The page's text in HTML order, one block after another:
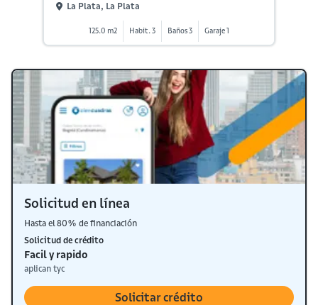
La Plata, La Plata
125.0 m2 Habit. 3 Baños 3 Garaje 1
Solicitud en línea
Hasta el 80% de financiación
Solicitud de crédito
Facil y rapido
aplican tyc
Solicitar crédito